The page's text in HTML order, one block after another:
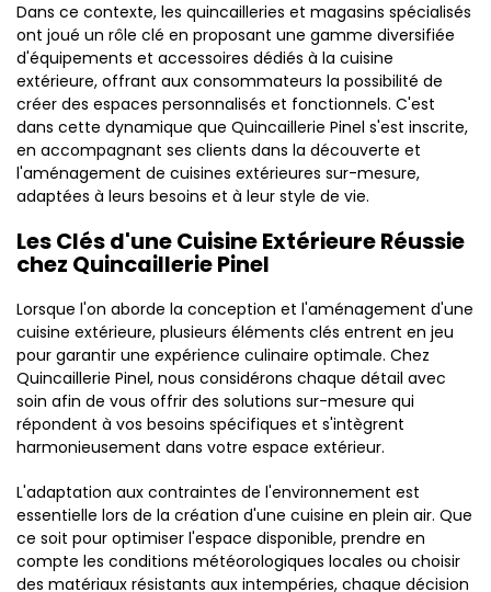
Dans ce contexte, les quincailleries et magasins spécialisés
ont joué un rôle clé en proposant une gamme diversifiée
d'équipements et accessoires dédiés à la cuisine
extérieure, offrant aux consommateurs la possibilité de
créer des espaces personnalisés et fonctionnels. C'est
dans cette dynamique que Quincaillerie Pinel s'est inscrite,
en accompagnant ses clients dans la découverte et
l'aménagement de cuisines extérieures sur-mesure,
adaptées à leurs besoins et à leur style de vie.
Les Clés d'une Cuisine Extérieure Réussie
chez Quincaillerie Pinel
Lorsque l'on aborde la conception et l'aménagement d'une
cuisine extérieure, plusieurs éléments clés entrent en jeu
pour garantir une expérience culinaire optimale. Chez
Quincaillerie Pinel, nous considérons chaque détail avec
soin afin de vous offrir des solutions sur-mesure qui
répondent à vos besoins spécifiques et s'intègrent
harmonieusement dans votre espace extérieur.
L'adaptation aux contraintes de l'environnement est
essentielle lors de la création d'une cuisine en plein air. Que
ce soit pour optimiser l'espace disponible, prendre en
compte les conditions météorologiques locales ou choisir
des matériaux résistants aux intempéries, chaque décision